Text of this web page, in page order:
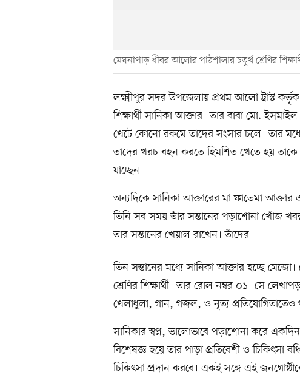
মেঘনাপাড় ধীবর আলোর পাঠশালার চতুর্থ শ্রেণির
লক্ষ্মীপুর সদর উপজেলায় প্রথম আলো ট্রাস্ট
শিক্ষার্থী সানিকা আক্তার। তার বাবা মো.
খেটে কোনো রকমে তাদের সংসার চলে। তার
তাদের খরচ বহন করতে হিমশিত খেতে হয়
যাচ্ছেন।
অন্যদিকে সানিকা আক্তারের মা ফাতেমা
তিনি সব সময় তাঁর সন্তানের পড়াশোনা খোঁজ
তার সন্তানের খেয়াল রাখেন। তাঁদের
তিন সন্তানের মধ্যে সানিকা আক্তার হচ্ছে
শ্রেণির শিক্ষার্থী। তার রোল নম্বর ০১। সে
খেলাধুলা, গান, গজল, ও নৃত্য প্রতিযোগিতাতেও
সানিকার স্বপ্ন, ভালোভাবে পড়াশোনা করে
বিশেষজ্ঞ হয়ে তার পাড়া প্রতিবেশী ও চিকিৎসা
চিকিৎসা প্রদান করবে। একই সঙ্গে এই